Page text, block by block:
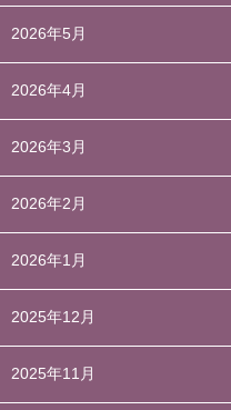
2026年5月
2026年4月
2026年3月
2026年2月
2026年1月
2025年12月
2025年11月